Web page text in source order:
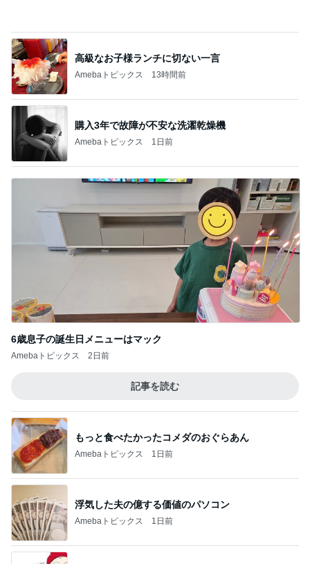
高級なお子様ランチに切ない一言
Amebaトピックス 13時間前
購入3年で故障が不安な洗濯乾燥機
Amebaトピックス 1日前
6歳息子の誕生日メニューはマック
Amebaトピックス 2日前
記事を読む
もっと食べたかったコメダのおぐらあん
Amebaトピックス 1日前
浮気した夫の億する価値のパソコン
Amebaトピックス 1日前